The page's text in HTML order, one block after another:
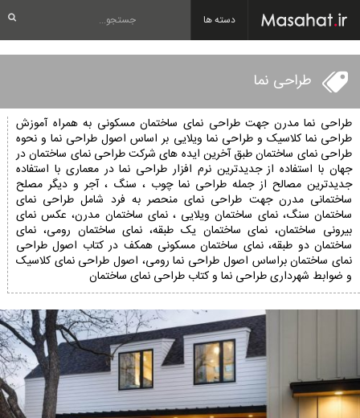
دسته ها
طراحی نما
طراحی نما مدرن جهت طراحی نمای ساختمان مسکونی به همراه آموزش
طراحی نما کلاسیک و طراحی نما ویلایی بر اساس اصول طراحی نما و نحوه
طراحی نمای ساختمان طبق آخرین ایده های شرکت طراحی نمای ساختمان در
جهان با استفاده از جدیدترین نرم افزار طراحی نما در معماری با استفاده
جدیدترین مصالح از جمله طراحی نما چوب ، سنگ ، آجر و دیگر مصلح
ساختمانی مدرن جهت طراحی نمای منحصر به فرد شامل طراحی نمای
ساختمان سنگ، نمای ساختمان ویلایی ، نمای ساختمان مدرن، عکس نمای
بیرونی ساختمان، نمای ساختمان یک طبقه، نمای ساختمان رومی، نمای
ساختمان دو طبقه، نمای ساختمان مسکونی همکف در کتاب اصول طراحی
نمای ساختمان براساس اصول طراحی نما رومی، اصول طراحی نمای کلاسیک
و ضوابط شهرداری طراحی نما و کتاب طراحی نمای ساختمان